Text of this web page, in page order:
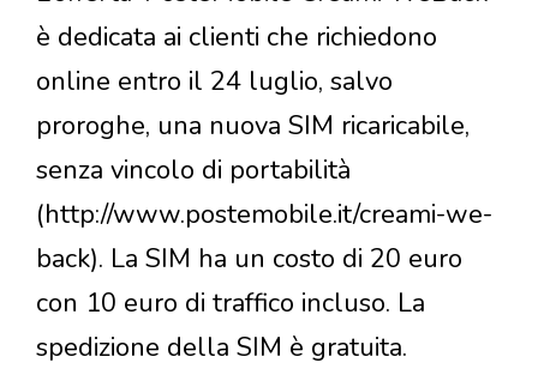
è dedicata ai clienti che richiedono
online entro il 24 luglio, salvo
proroghe, una nuova SIM ricaricabile,
senza vincolo di portabilità
(http://www.postemobile.it/creami-we-
back). La SIM ha un costo di 20 euro
con 10 euro di traffico incluso. La
spedizione della SIM è gratuita.